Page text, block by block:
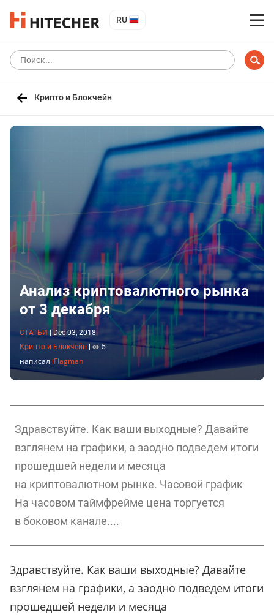
RU
Крипто и Блокчейн
Анализ криптовалютного рынка
от 3 декабря
СТАТЬИ
Dec 03, 2018
Крипто и Блокчейн
5
написал iFlagman
Здравствуйте. Как ваши выходные? Давайте
взглянем на графики, а заодно подведем итоги
прошедшей недели и месяца
на криптовалютном рынке. Часовой график
На часовом таймфрейме цена торгуется
в боковом канале....
Здравствуйте. Как ваши выходные? Давайте
взглянем на графики, а заодно подведем итоги
прошедшей недели и месяца